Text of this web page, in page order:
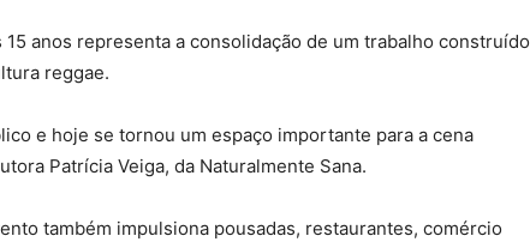
anos representa a consolidação de um trabalho construído
reggae.
e hoje se tornou um espaço importante para a cena
Patrícia Veiga, da Naturalmente Sana.
também impulsiona pousadas, restaurantes, comércio